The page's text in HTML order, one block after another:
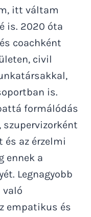
itt váltam
is. 2020 óta
coachként
civil
is.
formálódás
szupervizorként
és az érzelmi
ennek a
Legnagyobb
való
empatikus és